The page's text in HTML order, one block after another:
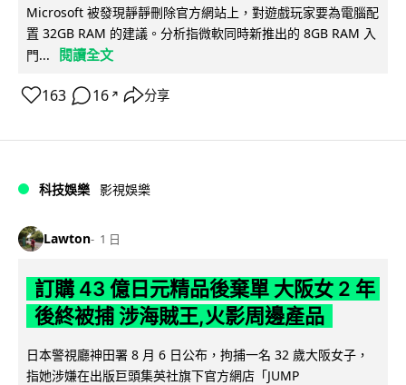
Microsoft 被發現靜靜刪除官方網站上，對遊戲玩家要為電腦配
置 32GB RAM 的建議。分析指微軟同時新推出的 8GB RAM 入
門...
閱讀全文
163 16 ↗ 分享
科技娛樂 影視娛樂
Lawton 1 日
訂購 43 億日元精品後棄單 大阪女 2 年
後終被捕 涉海賊王,火影周邊產品
日本警視廳神田署 8 月 6 日公布，拘捕一名 32 歲大阪女子，
指她涉嫌在出版巨頭集英社旗下官方網店「JUMP